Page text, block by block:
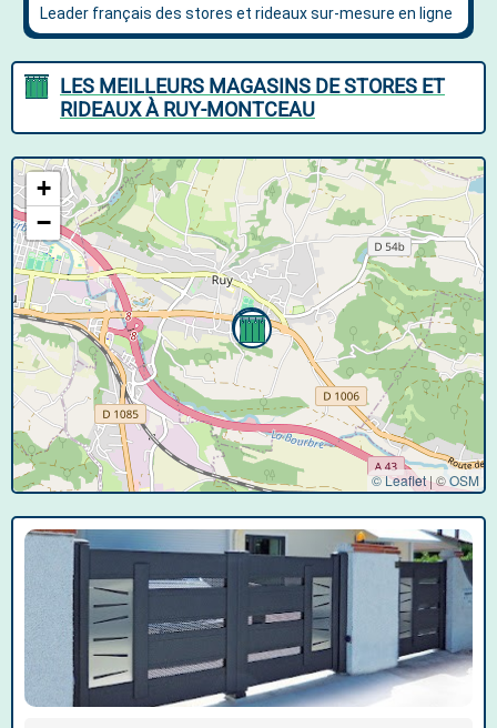
LES MEILLEURS MAGASINS DE STORES ET
RIDEAUX À RUY-MONTCEAU
+
−
© Leaflet|©OSM